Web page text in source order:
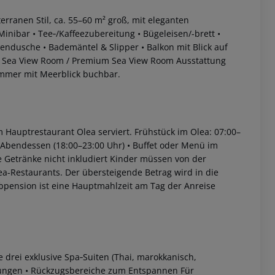
Stil, ca. 55–60 m² groß, mit eleganten
• Tee‑/Kaffeezubereitung • Bügeleisen/-brett •
• Bademäntel & Slipper • Balkon mit Blick auf
View Room / Premium Sea View Room Ausstattung
mit Meerblick buchbar.
Hauptrestaurant Olea serviert. Frühstück im Olea: 07:00–
(18:00–23:00 Uhr) • Buffet oder Menü im
Getränke nicht inkludiert Kinder müssen von der
Restaurants. Der übersteigende Betrag wird in die
ist eine Hauptmahlzeit am Tag der Anreise
exklusive Spa‑Suiten (Thai, marokkanisch,
• Rückzugsbereiche zum Entspannen Für